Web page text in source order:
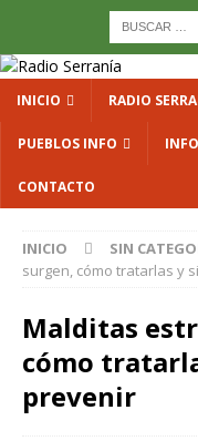
INICIO RADIO
PUEBLOS INFO
CONTACTO
INICIO SIN
surgen, cómo tratarlas y
Malditas
cómo
prevenir